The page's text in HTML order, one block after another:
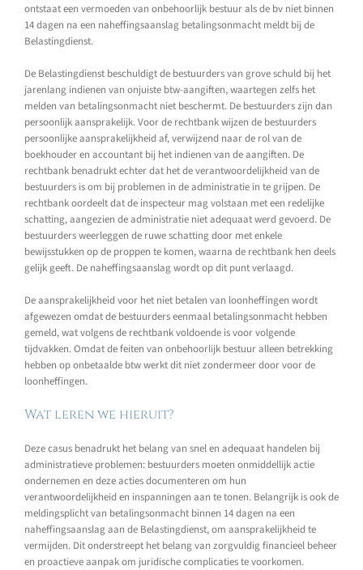
ontstaat een vermoeden van onbehoorlijk bestuur als de bv niet binnen
14 dagen na een naheffingsaanslag betalingsonmacht meldt bij de
Belastingdienst.
De Belastingdienst beschuldigt de bestuurders van grove schuld bij het
jarenlang indienen van onjuiste btw-aangiften, waartegen zelfs het
melden van betalingsonmacht niet beschermt. De bestuurders zijn dan
persoonlijk aansprakelijk. Voor de rechtbank wijzen de bestuurders
persoonlijke aansprakelijkheid af, verwijzend naar de rol van de
boekhouder en accountant bij het indienen van de aangiften. De
rechtbank benadrukt echter dat het de verantwoordelijkheid van de
bestuurders is om bij problemen in de administratie in te grijpen. De
rechtbank oordeelt dat de inspecteur mag volstaan met een redelijke
schatting, aangezien de administratie niet adequaat werd gevoerd. De
bestuurders weerleggen de ruwe schatting door met enkele
bewijsstukken op de proppen te komen, waarna de rechtbank hen deels
gelijk geeft. De naheffingsaanslag wordt op dit punt verlaagd.
De aansprakelijkheid voor het niet betalen van loonheffingen wordt
afgewezen omdat de bestuurders eenmaal betalingsonmacht hebben
gemeld, wat volgens de rechtbank voldoende is voor volgende
tijdvakken. Omdat de feiten van onbehoorlijk bestuur alleen betrekking
hebben op onbetaalde btw werkt dit niet zondermeer door voor de
loonheffingen.
Wat leren we hieruit?
Deze casus benadrukt het belang van snel en adequaat handelen bij
administratieve problemen: bestuurders moeten onmiddellijk actie
ondernemen en deze acties documenteren om hun
verantwoordelijkheid en inspanningen aan te tonen. Belangrijk is ook de
meldingsplicht van betalingsonmacht binnen 14 dagen na een
naheffingsaanslag aan de Belastingdienst, om aansprakelijkheid te
vermijden. Dit onderstreept het belang van zorgvuldig financieel beheer
en proactieve aanpak om juridische complicaties te voorkomen.